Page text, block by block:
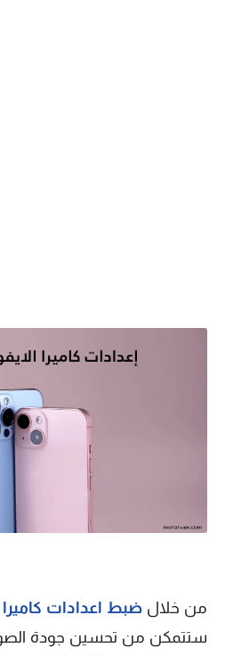
من خلال ضبط اعدادات كاميرا
ستتمكن من تحسين جودة